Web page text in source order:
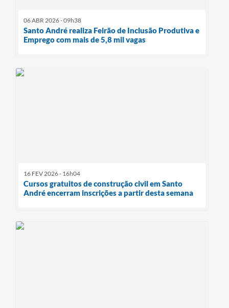
06 ABR 2026 - 09h38
Santo André realiza Feirão de Inclusão Produtiva e
Emprego com mais de 5,8 mil vagas
16 FEV 2026 - 16h04
Cursos gratuitos de construção civil em Santo
André encerram inscrições a partir desta semana